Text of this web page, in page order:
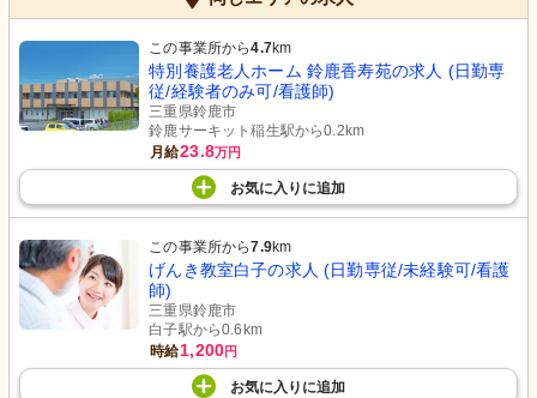
この事業所から4.7km
特別養護老人ホーム 鈴鹿香寿苑の求人 (日勤専
従/経験者のみ可/看護師)
三重県鈴鹿市
鈴鹿サーキット稲生駅から0.2km
月給23.8万円
お気に入り に追加
この事業所から7.9km
げんき教室白子の求人 (日勤専従/未経験可/看護
師)
三重県鈴鹿市
白子駅から0.6km
時給1,200円
お気に入り に追加